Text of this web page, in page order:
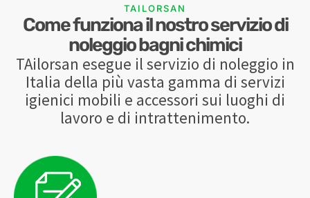
TAILORSAN
Come funziona il nostro servizio di
noleggio bagni chimici
TAilorsan esegue il servizio di noleggio in
Italia della più vasta gamma di servizi
igienici mobili e accessori sui luoghi di
lavoro e di intrattenimento.